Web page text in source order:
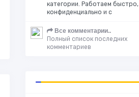
категории. Работаем быстро,
конфиденциально и с
Все комментарии..
Полный список последних
комментариев